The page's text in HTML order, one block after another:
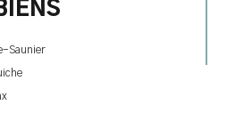
Saunier